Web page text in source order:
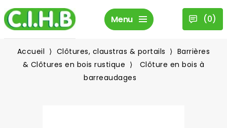
Menu (0)
Accueil Clôtures, claustras & portails
Barrières
& Clôtures en bois rustique
Clôture en bois à
barreaudages